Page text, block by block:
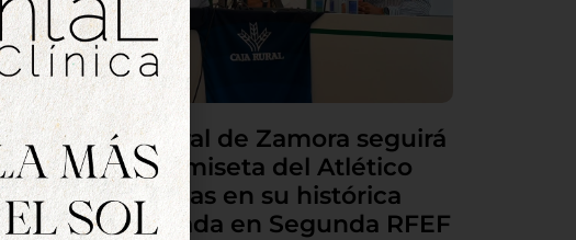
Caja Rural de Zamora seguirá
en la camiseta del Atlético
Tordesillas en su histórica
temporada en Segunda RFEF